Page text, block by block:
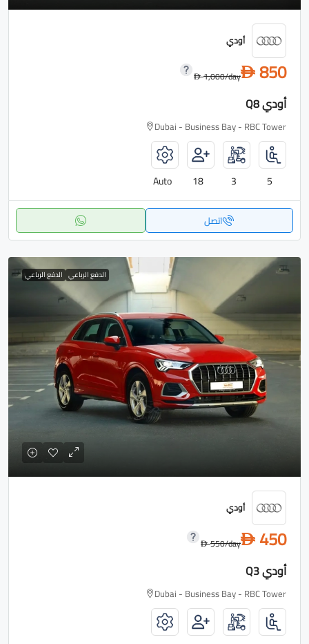
أودي
D 850
D1,000/day
أودي Q8
Dubai - Business Bay - RBC Tower
5
3
18
Auto
اتصل
الدفع الرباعي الدفع الرباعي
أودي
D 450
D550/day
أودي Q3
Dubai - Business Bay - RBC Tower